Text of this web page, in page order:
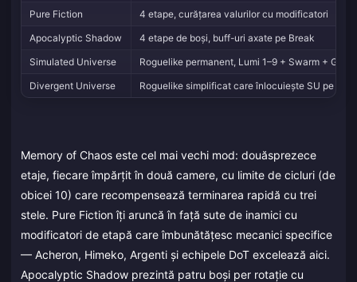
Pure Fiction
4 etape, curățarea valurilor cu modificatori
Apocalyptic Shadow
4 etape de boși, buff-uri axate pe Break
Simulated Universe
Roguelike permanent, Lumi 1–9 + Swarm + Gold
Divergent Universe
Roguelike simplificat care înlocuiește SU pe
Memory of Chaos este cel mai vechi mod: douăsprezece
etaje, fiecare împărțit în două camere, cu limite de cicluri (de
obicei 10) care recompensează terminarea rapidă cu trei
stele. Pure Fiction îți aruncă în față sute de inamici cu
modificatori de etapă care îmbunătățesc mecanici specifice
— Acheron, Himeko, Argenti și echipele DoT excelează aici.
Apocalyptic Shadow prezintă patru boși per rotație cu